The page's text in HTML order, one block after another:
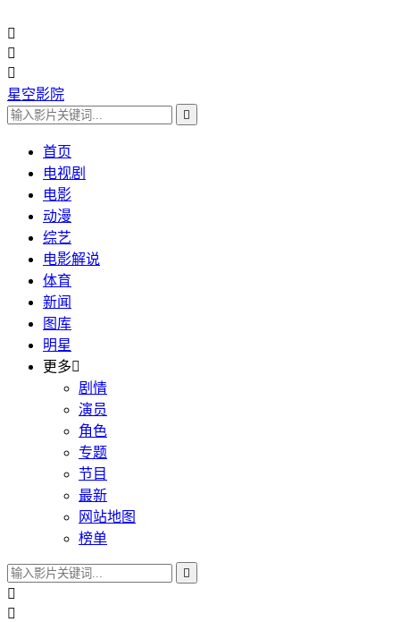



星空影院

首页
电视剧
电影
动漫
综艺
电影解说
体育
新闻
图库
明星
更多
剧情
演员
角色
专题
节目
最新
网站地图
榜单


